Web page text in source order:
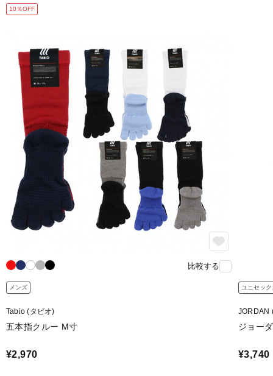
10％OFF
比較する
メンズ
Tabio (タビオ)
五本指クルー M寸
¥2,970
ユニセック
JORDAN
ジョー
¥3,740